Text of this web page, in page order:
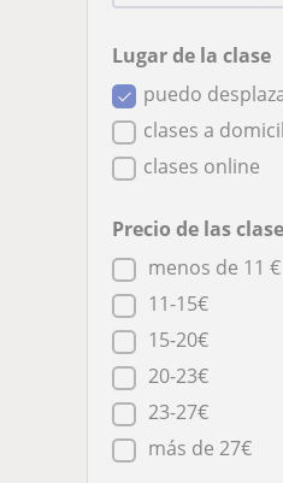
Lugar de la clase
puedo
clases a
clases online
Precio de las
menos de 11 €
11-15€
15-20€
20-23€
23-27€
más de 27€